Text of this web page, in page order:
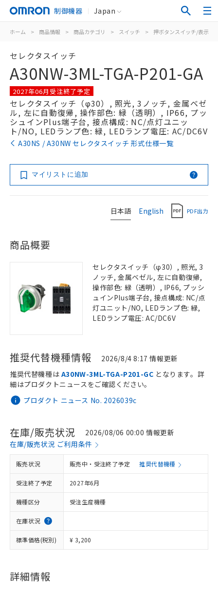
制御機器 Japan
ホーム > 商品情報 > 商品カテゴリ > スイッチ > 押ボタンスイッチ/表示灯
セレクタスイッチ
A30NW-3ML-TGA-P201-GA
2027年06月受注終了予定
セレクタスイッチ（φ30）, 照光, 3ノッチ, 金属ベゼ
ル, 左に自動復帰, 操作部色: 緑（透明）, IP66, プッ
シュインPlus端子台, 接点構成: NC/点灯ユニッ
ト/NO, LEDランプ色: 緑, LEDランプ電圧: AC/DC6V
A30NS / A30NW セレクタスイッチ 形式仕様一覧
マイリストに追加
日本語 English PDF出力
商品概要
セレクタスイッチ（φ30）, 照光, 3
ノッチ, 金属ベゼル, 左に自動復帰,
操作部色: 緑（透明）, IP66, プッシ
ュインPlus端子台, 接点構成: NC/点
灯ユニット/NO, LEDランプ色: 緑,
LEDランプ電圧: AC/DC6V
推奨代替機種情報 2026/8/4 8:17 情報更新
プロダクト ニュース No. 2026039c
推奨代替機種は A30NW-3ML-TGA-P201-GC となります。詳
細はプロダクトニュースをご確認ください。
在庫/販売状況
2026/08/06 00:00 情報更新
在庫/販売状況 ご利用条件
販売状況 販売中・受注終了予定 推奨代替機種
受注終了予定 2027年6月
機種区分 受注生産機種
在庫状況
標準価格(税別) ¥ 3,200
詳細情報